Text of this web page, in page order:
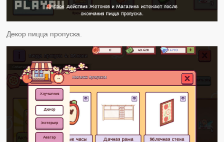
Декор пицца пропуска.